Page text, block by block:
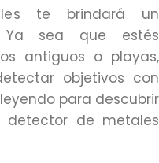
te brindará un
Ya sea que estés
antiguos o playas,
objetivos con
para descubrir
detector de metales